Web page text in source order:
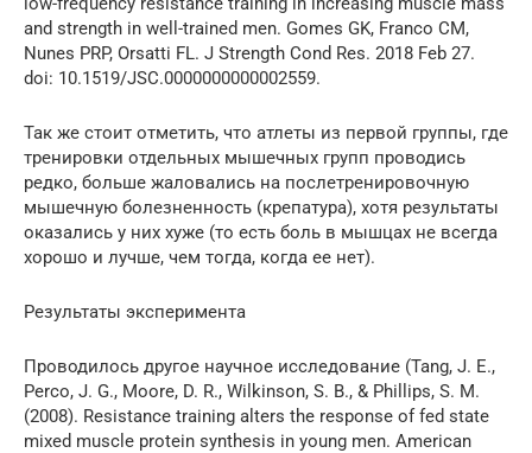
and strength in well-trained men. Gomes GK, Franco CM,
Nunes PRP, Orsatti FL. J Strength Cond Res. 2018 Feb 27.
doi: 10.1519/JSC.0000000000002559.
Так же стоит отметить, что атлеты из первой группы, где
тренировки отдельных мышечных групп проводись
редко, больше жаловались на послетренировочную
мышечную болезненность (крепатура), хотя результаты
оказались у них хуже (то есть боль в мышцах не всегда
хорошо и лучше, чем тогда, когда ее нет).
Результаты эксперимента
Проводилось другое научное исследование (Tang, J. E.,
Perco, J. G., Moore, D. R., Wilkinson, S. B., & Phillips, S. M.
(2008). Resistance training alters the response of fed state
mixed muscle protein synthesis in young men. American